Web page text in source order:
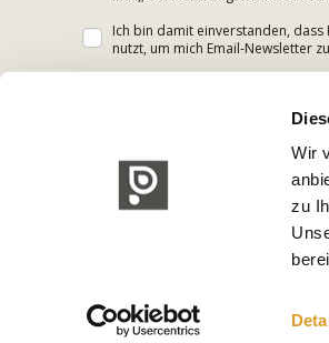
Wir
zu
Ich bin damit einverstanden,
nutzt, um mich Email-Newsletter